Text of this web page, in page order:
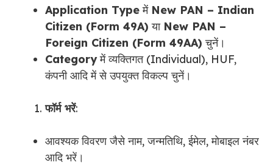
Application Typeमें New PAN – Indian
Citizen (Form 49A) या New PAN –
Foreign Citizen (Form 49AA) चुनें।
Categoryमें व्यक्तिगत (Individual), HUF,
कंपनी आदि में से उपयुक्त विकल्प चुनें।
फॉर्म भरें:
आवश्यक विवरण जैसे नाम, जन्मतिथि, ईमेल, मोबाइल नंबर
आदि भरें।